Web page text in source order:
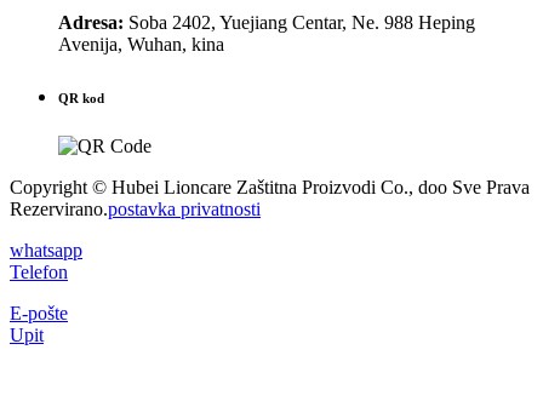
Adresa: Soba 2402, Yuejiang Centar, Ne. 988 Heping
Avenija, Wuhan, kina
QR kod
Copyright © Hubei Lioncare Zaštitna Proizvodi Co., doo Sve Prava
Rezervirano.postavka privatnosti
whatsapp
Telefon
E-pošte
Upit